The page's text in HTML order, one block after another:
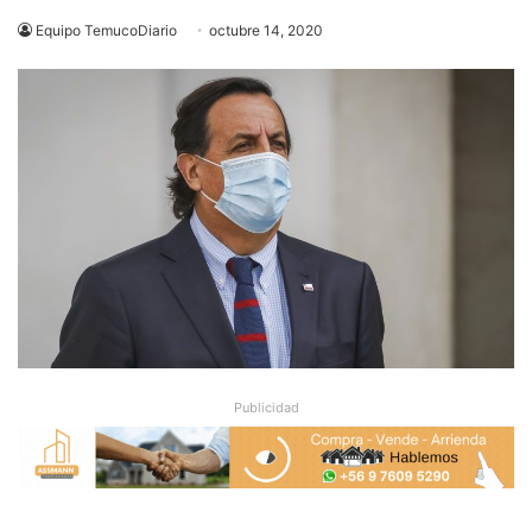
Equipo TemucoDiario octubre 14, 2020
Publicidad